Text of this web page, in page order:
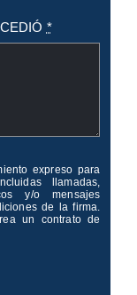
*
expreso para
llamadas,
y/o mensajes
de la firma.
un contrato de